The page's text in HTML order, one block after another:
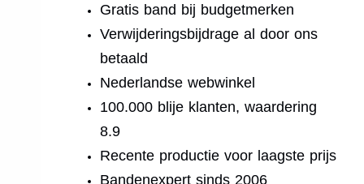
Gratis band bij budgetmerken
Verwijderingsbijdrage al door ons
betaald
Nederlandse webwinkel
100.000 blije klanten, waardering
8.9
Recente productie voor laagste prijs
Bandenexpert sinds 2006